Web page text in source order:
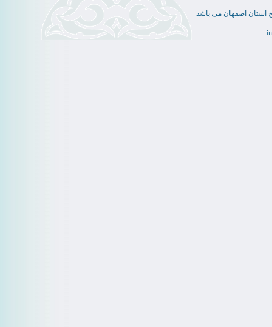
استان اصفهان می باشد